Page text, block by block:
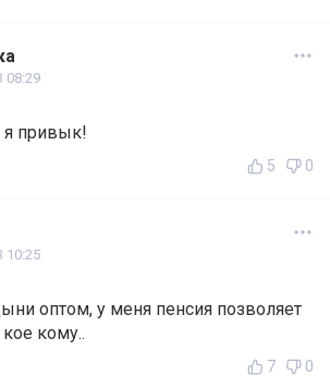
08:29
я привык!
5 0
10:25
оптом, у меня пенсия позволяет
кому..
7 0